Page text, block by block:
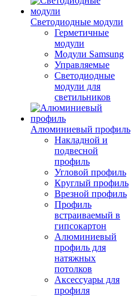
Светодиодные модули
Герметичные
модули
Модули Samsung
Управляемые
Светодиодные
модули для
светильников
Алюминиевый профиль
Накладной и
подвесной
профиль
Угловой профиль
Круглый профиль
Врезной профиль
Профиль
встраиваемый в
гипсокартон
Алюминиевый
профиль для
натяжных
потолков
Аксессуары для
профиля